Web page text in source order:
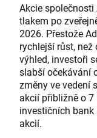
Akcie společnosti
tlakem po
2026. Přestože
rychlejší růst,
výhled, investoři
slabší očekávání
změny ve vedení
akcií přibližně o
investičních
akcií.